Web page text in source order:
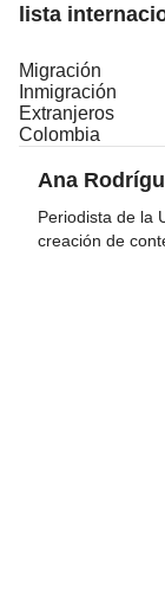
lista
Migración
Inmigración
Extranjeros
Colombia
Ana
Periodista de la
creación de